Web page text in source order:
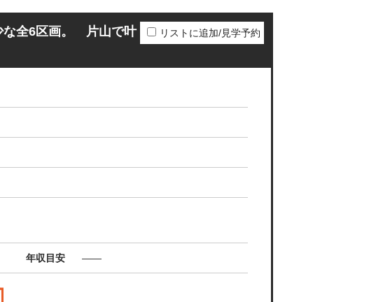
な全6区画。 片山で叶
リストに追加/見学予約
年収目安 ——